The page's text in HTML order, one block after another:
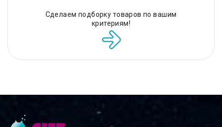
Сделаем подборку товаров по вашим
критериям!